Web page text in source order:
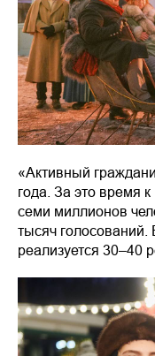
«Активный
года. За это время
семи миллионов
тысяч
реализуется 30–40